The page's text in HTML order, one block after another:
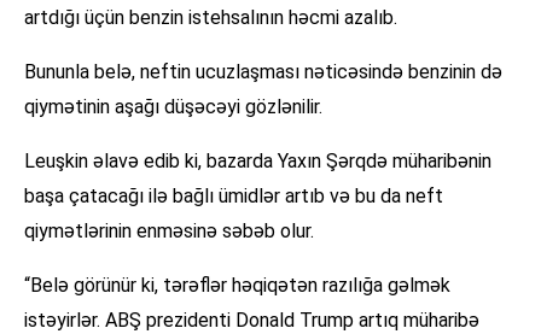
artdığı üçün benzin istehsalının həcmi azalıb.
Bununla belə, neftin ucuzlaşması nəticəsində benzinin də
qiymətinin aşağı düşəcəyi gözlənilir.
Leuşkin əlavə edib ki, bazarda Yaxın Şərqdə müharibənin
başa çatacağı ilə bağlı ümidlər artıb və bu da neft
qiymətlərinin enməsinə səbəb olur.
“Belə görünür ki, tərəflər həqiqətən razılığa gəlmək
istəyirlər. ABŞ prezidenti Donald Trump artıq müharibə